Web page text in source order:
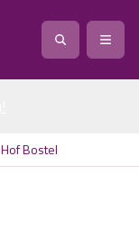
Hof Bostel